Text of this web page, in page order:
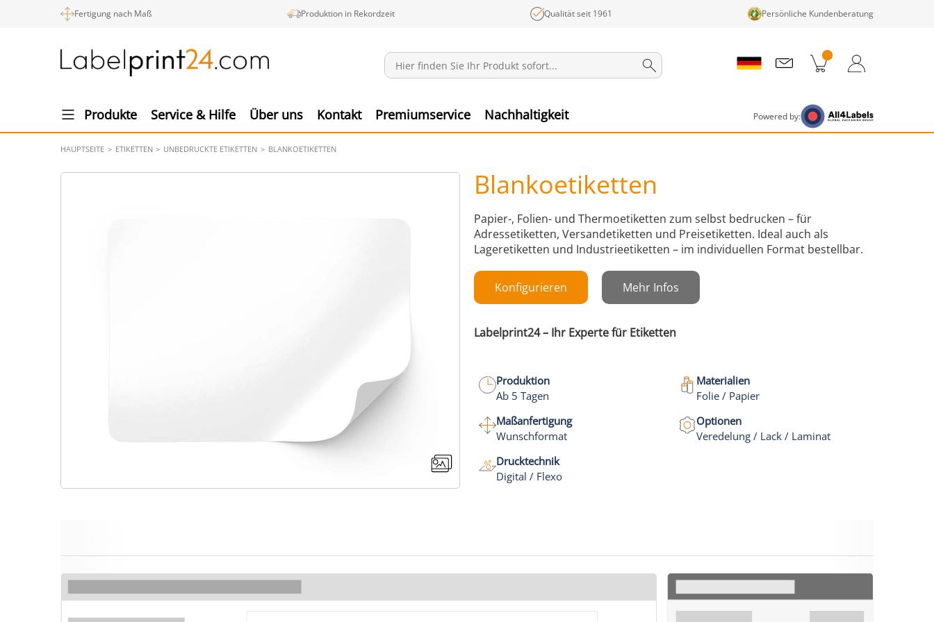
Fertigung nach Maß Produktion in Rekordzeit Qualität seit 1961 Persönliche Kundenberatung
Produkte Service & Hilfe Über uns Kontakt Premiumservice Nachhaltigkeit Powered by:
HAUPTSEITE ETIKETTEN UNBEDRUCKTE ETIKETTEN BLANKOETIKETTEN
Blankoetiketten
Papier-, Folien- und Thermoetiketten zum selbst bedrucken – für
Adressetiketten, Versandetiketten und Preisetiketten. Ideal auch als
Lageretiketten und Industrieetiketten – im individuellen Format bestellbar.
Konfigurieren Mehr Infos
Labelprint24 – Ihr Experte für Etiketten
Produktion
Ab 5 Tagen
Materialien
Folie / Papier
Maßanfertigung
Wunschformat
Optionen
Veredelung / Lack / Laminat
Drucktechnik
Digital / Flexo